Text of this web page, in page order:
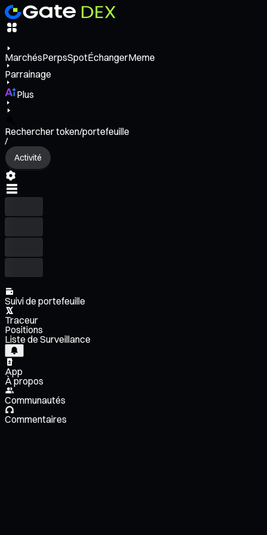
MarchésPerpsSpotÉchangerMeme
Parrainage
Plus
Rechercher token/portefeuille
/
Activité
Suivi de portefeuille
Traceur
Positions
Liste de Surveillance
App
À propos
Communautés
Commentaires